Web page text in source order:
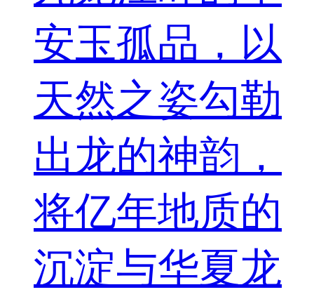
安玉孤品，以
天然之姿勾勒
出龙的神韵，
将亿年地质的
沉淀与华夏龙